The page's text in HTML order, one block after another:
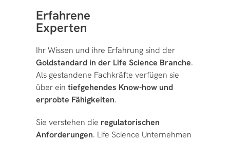
Erfahrene
Experten
Ihr Wissen und ihre Erfahrung sind der
Goldstandard in der Life Science Branche.
Als gestandene Fachkräfte verfügen sie
über ein tiefgehendes Know-how und
erprobte Fähigkeiten.
Sie verstehen die regulatorischen
Anforderungen. Life Science Unternehmen